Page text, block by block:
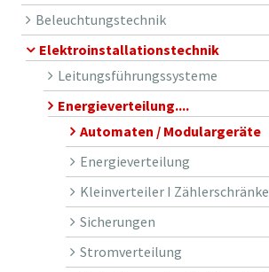
Beleuchtungstechnik
Elektroinstallationstechnik
Leitungsführungssysteme
Energieverteilung....
Automaten / Modulargeräte
Energieverteilung
Kleinverteiler I Zählerschränke
Sicherungen
Stromverteilung